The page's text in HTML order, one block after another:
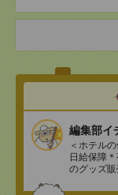
編集部イ
＜ホテル
日給保障
のグッズ